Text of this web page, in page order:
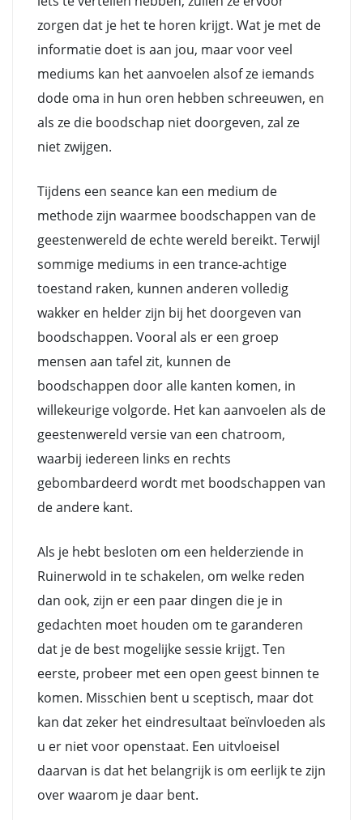
zorgen dat je het te horen krijgt. Wat je met de
informatie doet is aan jou, maar voor veel
mediums kan het aanvoelen alsof ze iemands
dode oma in hun oren hebben schreeuwen, en
als ze die boodschap niet doorgeven, zal ze
niet zwijgen.
Tijdens een seance kan een medium de
methode zijn waarmee boodschappen van de
geestenwereld de echte wereld bereikt. Terwijl
sommige mediums in een trance-achtige
toestand raken, kunnen anderen volledig
wakker en helder zijn bij het doorgeven van
boodschappen. Vooral als er een groep
mensen aan tafel zit, kunnen de
boodschappen door alle kanten komen, in
willekeurige volgorde. Het kan aanvoelen als de
geestenwereld versie van een chatroom,
waarbij iedereen links en rechts
gebombardeerd wordt met boodschappen van
de andere kant.
Als je hebt besloten om een helderziende in
Ruinerwold in te schakelen, om welke reden
dan ook, zijn er een paar dingen die je in
gedachten moet houden om te garanderen
dat je de best mogelijke sessie krijgt. Ten
eerste, probeer met een open geest binnen te
komen. Misschien bent u sceptisch, maar dot
kan dat zeker het eindresultaat beïnvloeden als
u er niet voor openstaat. Een uitvloeisel
daarvan is dat het belangrijk is om eerlijk te zijn
over waarom je daar bent.